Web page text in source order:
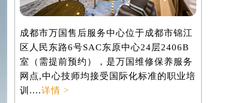
成都市万国售后服务中心位于成都市锦江
区人民东路6号SAC东原中心24层2406B
室（需提前预约），是万国维修保养服务
网点,中心技师均接受国际化标准的职业培
训....详情 >